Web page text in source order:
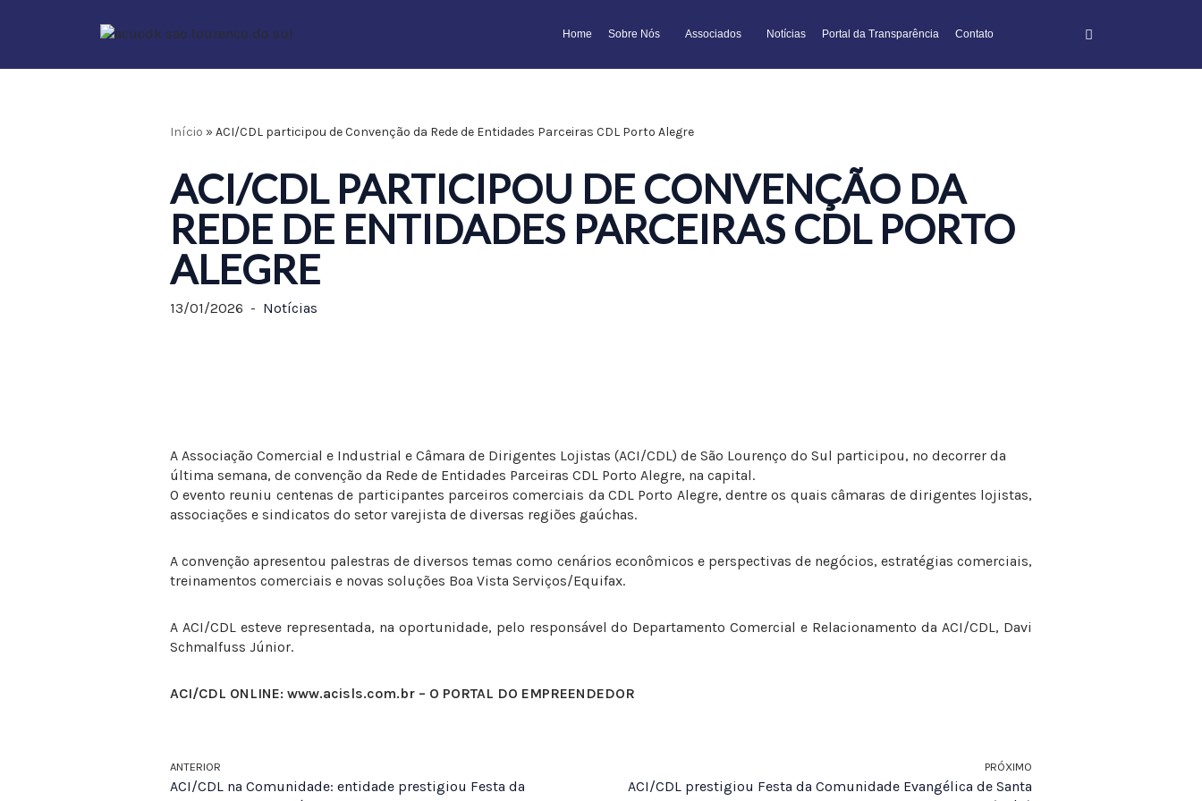
para
Home Sobre Nós Associados Notícias Portal da Transparência Contato
Início » ACI/CDL participou de Convenção da Rede de Entidades Parceiras CDL Porto Alegre
ACI/CDL PARTICIPOU DE CONVENÇÃO DA
REDE DE ENTIDADES PARCEIRAS CDL PORTO
ALEGRE
13/01/2026 Notícias
A Associação Comercial e Industrial e Câmara de Dirigentes Lojistas (ACI/CDL) de São Lourenço do Sul participou, no decorrer da
última semana, de convenção da Rede de Entidades Parceiras CDL Porto Alegre, na capital.
O evento reuniu centenas de participantes parceiros comerciais da CDL Porto Alegre, dentre os quais câmaras de dirigentes lojistas,
associações e sindicatos do setor varejista de diversas regiões gaúchas.
A convenção apresentou palestras de diversos temas como cenários econômicos e perspectivas de negócios, estratégias comerciais,
treinamentos comerciais e novas soluções Boa Vista Serviços/Equifax.
A ACI/CDL esteve representada, na oportunidade, pelo responsável do Departamento Comercial e Relacionamento da ACI/CDL, Davi
Schmalfuss Júnior.
ACI/CDL ONLINE: www.acisls.com.br – O PORTAL DO EMPREENDEDOR
ANTERIOR
ACI/CDL na Comunidade: entidade prestigiou Festa da
PRÓXIMO
ACI/CDL prestigiou Festa da Comunidade Evangélica de Santa